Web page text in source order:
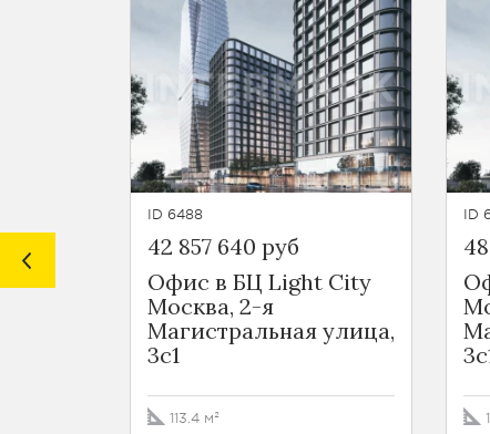
ID 6488
42 857 640 руб
Офис в БЦ Light City
Москва, 2-я
Магистральная улица,
3с1
113.4 м²
ID